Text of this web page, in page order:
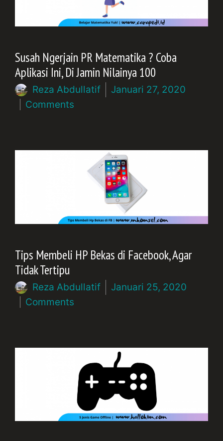
Susah Ngerjain PR Matematika ? Coba
Aplikasi Ini, Di Jamin Nilainya 100
Reza Abdullatif
Januari 27, 2020
Comments
Tips Membeli HP Bekas di Facebook, Agar
Tidak Tertipu
Reza Abdullatif
Januari 25, 2020
Comments